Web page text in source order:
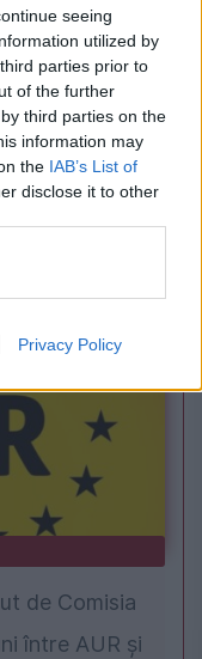
seeing
utilized by
parties prior to
of the further
third parties on the
information may
the IAB’s List of
disclose it to other
Privacy Policy
de căldură se
torențiale
de Comisia
între AUR și